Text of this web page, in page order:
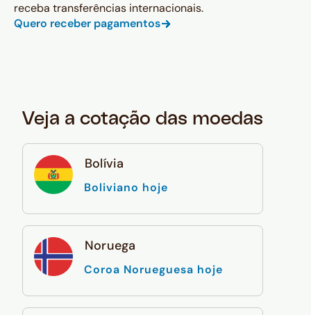
receba transferências internacionais.
Quero receber pagamentos
Veja a cotação das moedas
Bolívia
Boliviano hoje
Noruega
Coroa Norueguesa hoje